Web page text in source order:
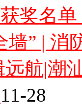
奖名
墙” | 消
航|潮
11-28